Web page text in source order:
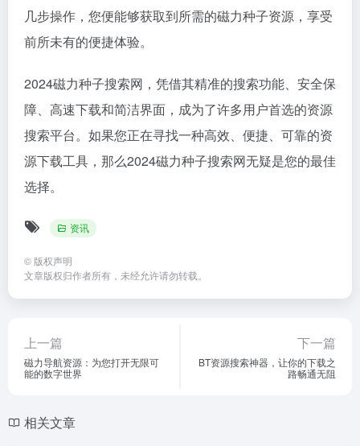
几步操作，您便能够获取到所需的磁力种子资源，享受
前所未有的便捷体验。
2024磁力种子搜索网，凭借其精准的搜索功能、安全保
障、高速下载和简洁界面，成为了许多用户首选的资源
搜索平台。如果您正在寻找一种高效、便捷、可靠的资
源下载工具，那么2024磁力种子搜索网无疑是您的最佳
选择。
资讯
© 版权声明
文章版权归作者所有，未经允许请勿转载。
上一篇
磁力导航资源：为您打开无限可
能的数字世界
下一篇
BT资源搜索神器，让你的下载之
路畅通无阻
相关文章